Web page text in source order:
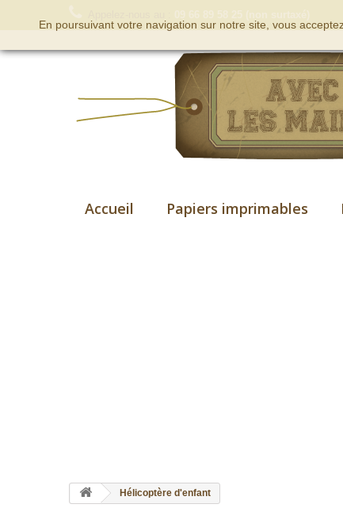
Accueil Papiers imprimables
Hélicoptère d'enfant
En poursuivant votre navigation sur notre site, vous